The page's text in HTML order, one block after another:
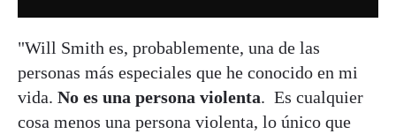
"Will Smith es, probablemente, una de las
personas más especiales que he conocido en mi
vida. No es una persona violenta. Es cualquier
cosa menos una persona violenta, lo único que